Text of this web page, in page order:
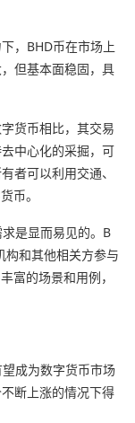
，BHD币在市场上
但基本面稳固，具
货币相比，其交易
中心化的采掘，可
者可以利用交通、
币。
是显而易见的。B
构和其他相关方参与
富的场景和用例，
成为数字货币市场
断上涨的情况下得